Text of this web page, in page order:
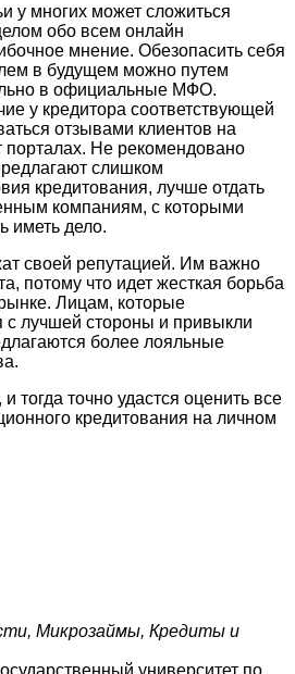
у многих может сложиться
обо всем онлайн
мнение. Обезопасить себя
в будущем можно путем
в официальные МФО.
у кредитора соответствующей
отзывами клиентов на
порталах. Не рекомендовано
слишком
кредитования, лучше отдать
компаниям, с которыми
иметь дело.
своей репутацией. Им важно
потому что идет жесткая борьба
Лицам, которые
с лучшей стороны и привыкли
более лояльные
тогда точно удастся оценить все
кредитования на личном
Микрозаймы, Кредиты и
университет по